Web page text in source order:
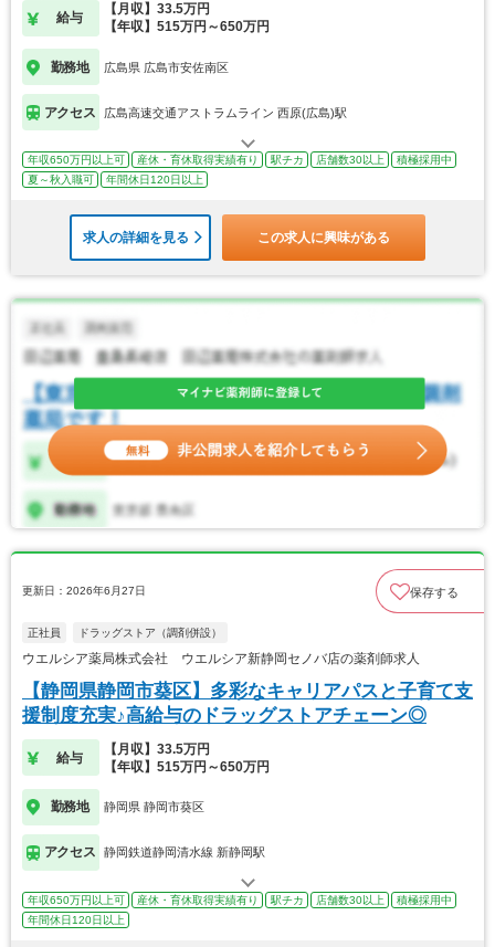
給与
【月収】33.5万円
【年収】515万円～650万円
勤務地 広島県 広島市安佐南区
アクセス 広島高速交通アストラムライン 西原(広島)駅
年収650万円以上可 産休・育休取得実績有り 駅チカ 店舗数30以上
積極採用中
夏～秋入職可
年間休日120日以上
求人の詳細を見る この求人に興味がある
更新日：2026年6月27日 保存する
正社員 ドラッグストア（調剤併設）
ウエルシア薬局株式会社 ウエルシア新静岡セノバ店の薬剤師求人
【静岡県静岡市葵区】多彩なキャリアパスと子育て支
援制度充実♪高給与のドラッグストアチェーン◎
給与
【月収】33.5万円
【年収】515万円～650万円
勤務地 静岡県 静岡市葵区
アクセス 静岡鉄道静岡清水線 新静岡駅
年収650万円以上可 産休・育休取得実績有り 駅チカ 店舗数30以上
積極採用中
年間休日120日以上